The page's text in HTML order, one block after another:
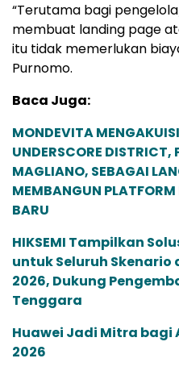
“Terutama bagi
membuat landing page
itu tidak memerlukan
Purnomo.
Baca Juga:
MONDEVITA
UNDERSCORE DISTRICT,
MAGLIANO, SEBAGAI
MEMBANGUN
BARU
HIKSEMI Tampilkan
untuk Seluruh Skenario
2026, Dukung
Tenggara
Huawei Jadi Mitra bagi
2026